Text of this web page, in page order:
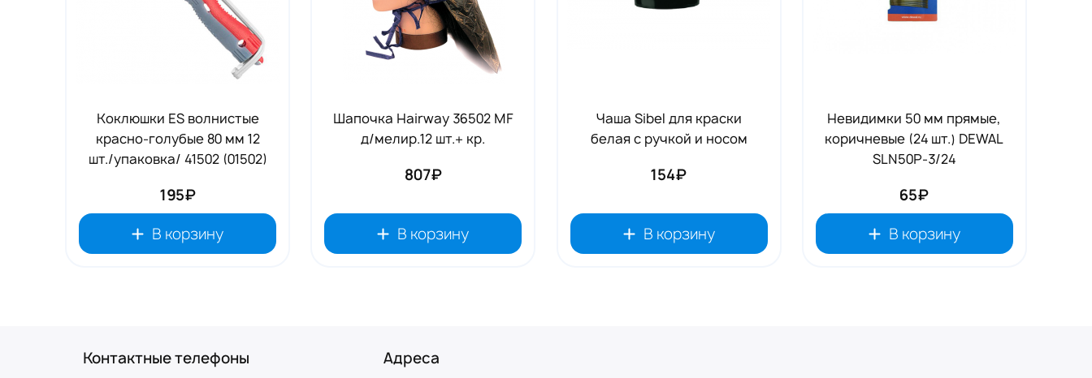
Коклюшки ES волнистые
красно-голубые 80 мм 12
шт./упаковка/ 41502 (01502)
195₽
В корзину
Шапочка Hairway 36502 MF
д/мелир.12 шт.+ кр.
807₽
В корзину
Чаша Sibel для краски
белая с ручкой и носом
154₽
В корзину
Невидимки 50 мм прямые,
коричневые (24 шт.) DEWAL
SLN50P-3/24
65₽
В корзину
Контактные телефоны Адреса